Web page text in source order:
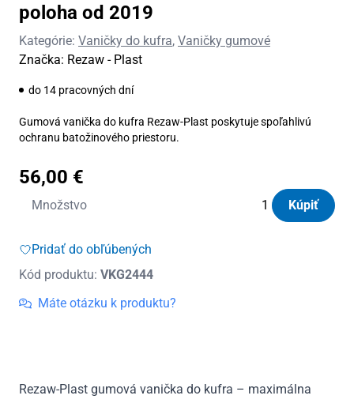
poloha od 2019
Kategórie: Vaničky do kufra, Vaničky gumové
Značka: Rezaw - Plast
do 14 pracovných dní
Gumová vanička do kufra Rezaw-Plast poskytuje spoľahlivú
ochranu batožinového priestoru.
56,00 €
Množstvo
množstvo
do
gumová
SsangYong
Comfort,opravná
Kúpiť
Pridať do obľúbených
Kód produktu: VKG2444
Máte otázku k produktu?
Rezaw-Plast gumová vanička do kufra – maximálna